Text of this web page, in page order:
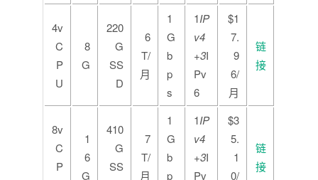
4v
C
P
U
8
G
220
G
SS
D
6
T/
月
1
G
b
p
s
1IP
v4
+3I
Pv
6
$1
7.
9
6/
月
链
接
8v
C
P
1
6
G
410
G
SS
7
T/
月
1
G
b
p
1IP
v4
+3I
Pv
$3
5.
1
0/
链
接